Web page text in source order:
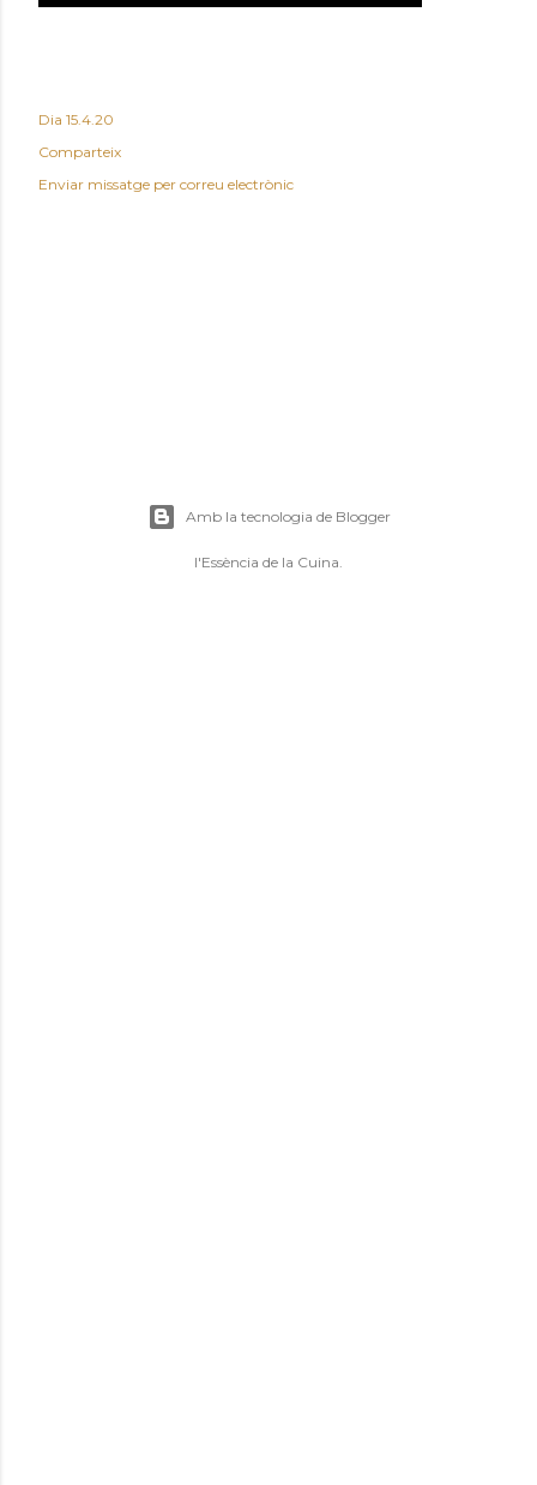
Dia 15.4.20
Comparteix
Enviar missatge per correu electrònic
Amb la tecnologia de Blogger
l'Essència de la Cuina.